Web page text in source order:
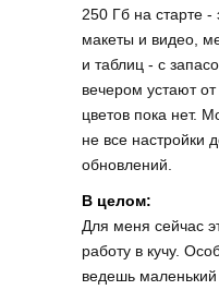
250 Гб на старте -
макеты и видео,
и таблиц - с
вечером устают
цветов пока нет.
не все настройки
обновлений.
В целом:
Для меня сейчас
работу в кучу.
ведешь маленький